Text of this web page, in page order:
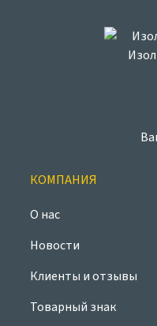
КОМПАНИЯ
О нас
Новости
Клиенты и отзывы
Товарный знак